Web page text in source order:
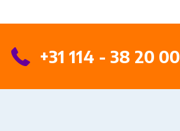
+31 114 - 38 20 00